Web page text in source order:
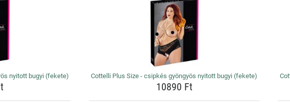
nyitott bugyi (fekete) Cottelli Plus Size - csipkés gyöngyös nyitott bugyi (fekete)
10890 Ft